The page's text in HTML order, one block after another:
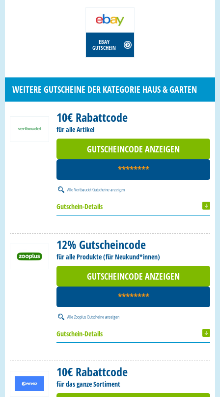
EBAY
GUTSCHEIN
WEITERE GUTSCHEINE DER KATEGORIE HAUS & GARTEN
10€ Rabattcode
für alle Artikel
GUTSCHEINCODE ANZEIGEN
********
AlleVertbaudet Gutscheineanzeigen
Gutschein-Details
12% Gutscheincode
für alle Produkte (für Neukund*innen)
GUTSCHEINCODE ANZEIGEN
********
AlleZooplus Gutscheineanzeigen
Gutschein-Details
10€ Rabattcode
für das ganze Sortiment